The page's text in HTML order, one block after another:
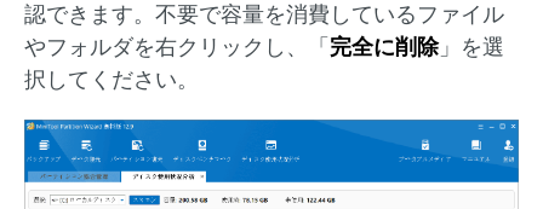
認できます。不要で容量を消費しているファイル
やフォルダを右クリックし、「 完全に削除」を選
択してください。